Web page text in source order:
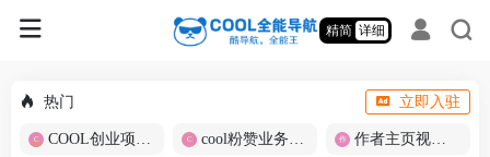
精简 详细
热门 立即入驻
COOL创业项目商城 cool粉赞业务商城【爆粉引流】 作者主页视频批量提取